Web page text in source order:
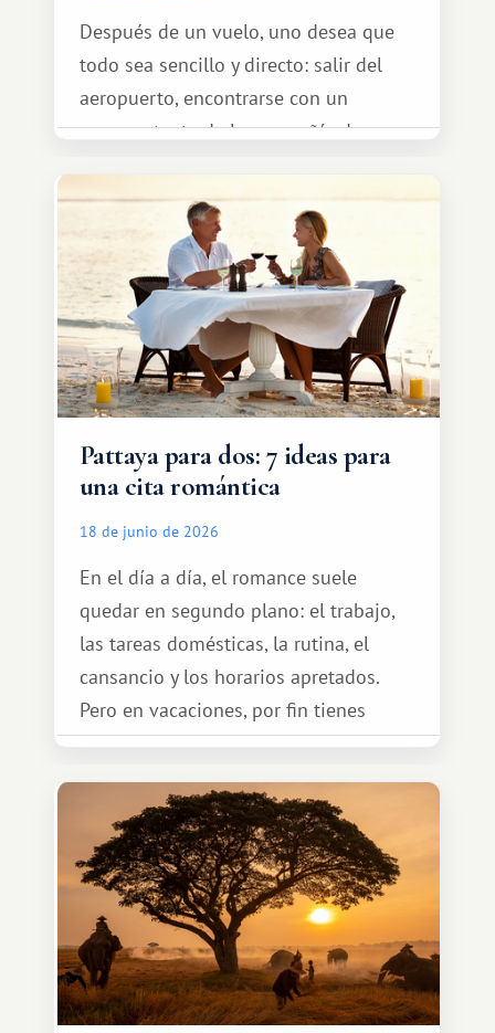
Después de un vuelo, uno desea que
todo sea sencillo y directo: salir del
aeropuerto, encontrarse con un
representante de la compañía de
tranquilamente hasta el complejo
turístico.
Pattaya para dos: 7 ideas para
una cita romántica
18 de junio de 2026
En el día a día, el romance suele
quedar en segundo plano: el trabajo,
las tareas domésticas, la rutina, el
cansancio y los horarios apretados.
Pero en vacaciones, por fin tienes
espacio para dos y ganas de hacer algo
especial por tu pareja. No tiene por
qué ser algo grandioso, pero sí algo
cálido y memorable.